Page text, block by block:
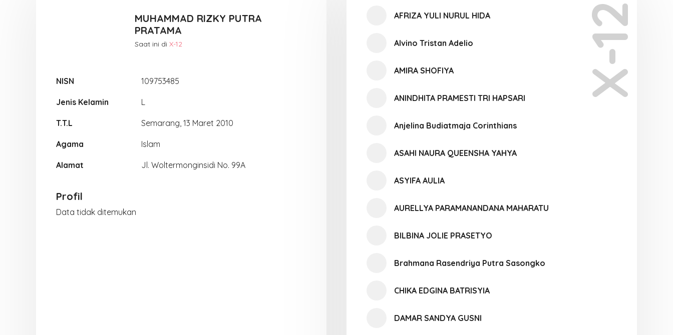
MUHAMMAD RIZKY PUTRA
PRATAMA
Saat ini di X-12
NISN 109753485
Jenis Kelamin L
T.T.L Semarang, 13 Maret 2010
Agama Islam
Alamat Jl. Woltermonginsidi No. 99A
Profil
Data tidak ditemukan
X-12
AFRIZA YULI NURUL HIDA
Alvino Tristan Adelio
AMIRA SHOFIYA
ANINDHITA PRAMESTI TRI HAPSARI
Anjelina Budiatmaja Corinthians
ASAHI NAURA QUEENSHA YAHYA
ASYIFA AULIA
AURELLYA PARAMANANDANA MAHARATU
BILBINA JOLIE PRASETYO
Brahmana Rasendriya Putra Sasongko
CHIKA EDGINA BATRISYIA
DAMAR SANDYA GUSNI